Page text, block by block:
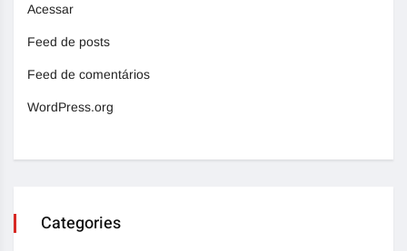
Acessar
Feed de posts
Feed de comentários
WordPress.org
Categories